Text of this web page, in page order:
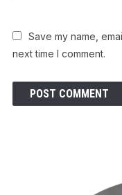
Save my name,
next time I comment.